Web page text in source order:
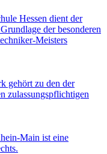
Hessen dient der
der besonderen
Meisters
gehört zu den der
zulassungspflichtigen
Main ist eine